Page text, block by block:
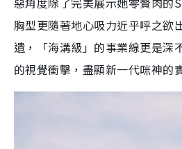
胸型更隨著地心吸力近乎呼之欲
遺，「海溝級」的事業線更是深
的視覺衝擊，盡顯新一代咪神的